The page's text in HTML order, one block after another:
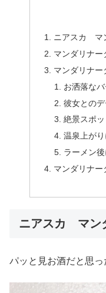
ニアスカ マ
マンダリナー
マンダリナー
お洒落な
彼女とのデ
絶景スポ
温泉上がり
ラーメン後
マンダリナー
ニアスカ マン
パッと見お酒だと思っ